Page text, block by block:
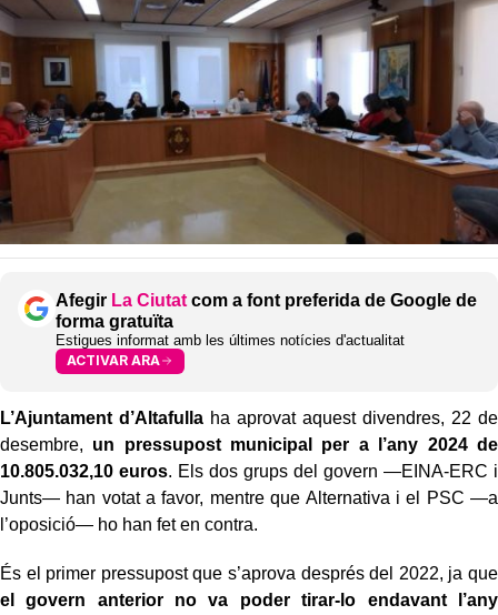
Afegir La Ciutat com a font preferida de Google de
forma gratuïta
Estigues informat amb les últimes notícies d'actualitat
ACTIVAR ARA
L’Ajuntament d’Altafulla ha aprovat aquest divendres, 22 de
desembre, un pressupost municipal per a l’any 2024 de
10.805.032,10 euros. Els dos grups del govern —EINA-ERC i
Junts— han votat a favor, mentre que Alternativa i el PSC —a
l’oposició— ho han fet en contra.
És el primer pressupost que s’aprova després del 2022, ja que
el govern anterior no va poder tirar-lo endavant l’any